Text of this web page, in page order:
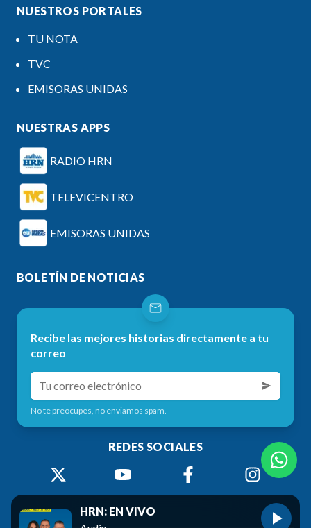
NUESTROS PORTALES
TU NOTA
TVC
EMISORAS UNIDAS
NUESTRAS APPS
RADIO HRN
TELEVICENTRO
EMISORAS UNIDAS
BOLETÍN DE NOTICIAS
Recibe las mejores historias directamente a tu
correo
No te preocupes, no enviamos spam.
REDES SOCIALES
HRN: EN VIVO